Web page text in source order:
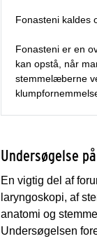
Fonasteni kaldes
Fonasteni er en
kan opstå, når
stemmelæberne
Undersøgelse
En vigtig del af
laryngoskopi, af
anatomi og
Undersøgelsen